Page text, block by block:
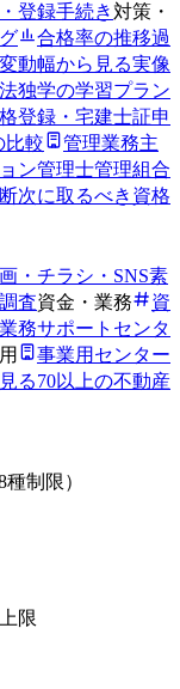
登録手続き対策・
合格率の推移過
動幅から見る実像
独学の学習プラン
登録・宅建士証申
比較
管理業務主
ン管理士管理組合
次に取るべき資格
・チラシ・SNS素
査資金・業務
資
業務サポートセンタ
事業用センター
る70以上の不動産
制限）
限